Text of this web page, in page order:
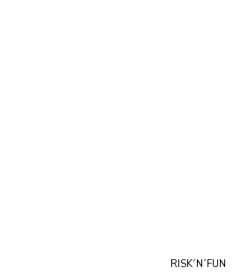
RISK´N´FUN